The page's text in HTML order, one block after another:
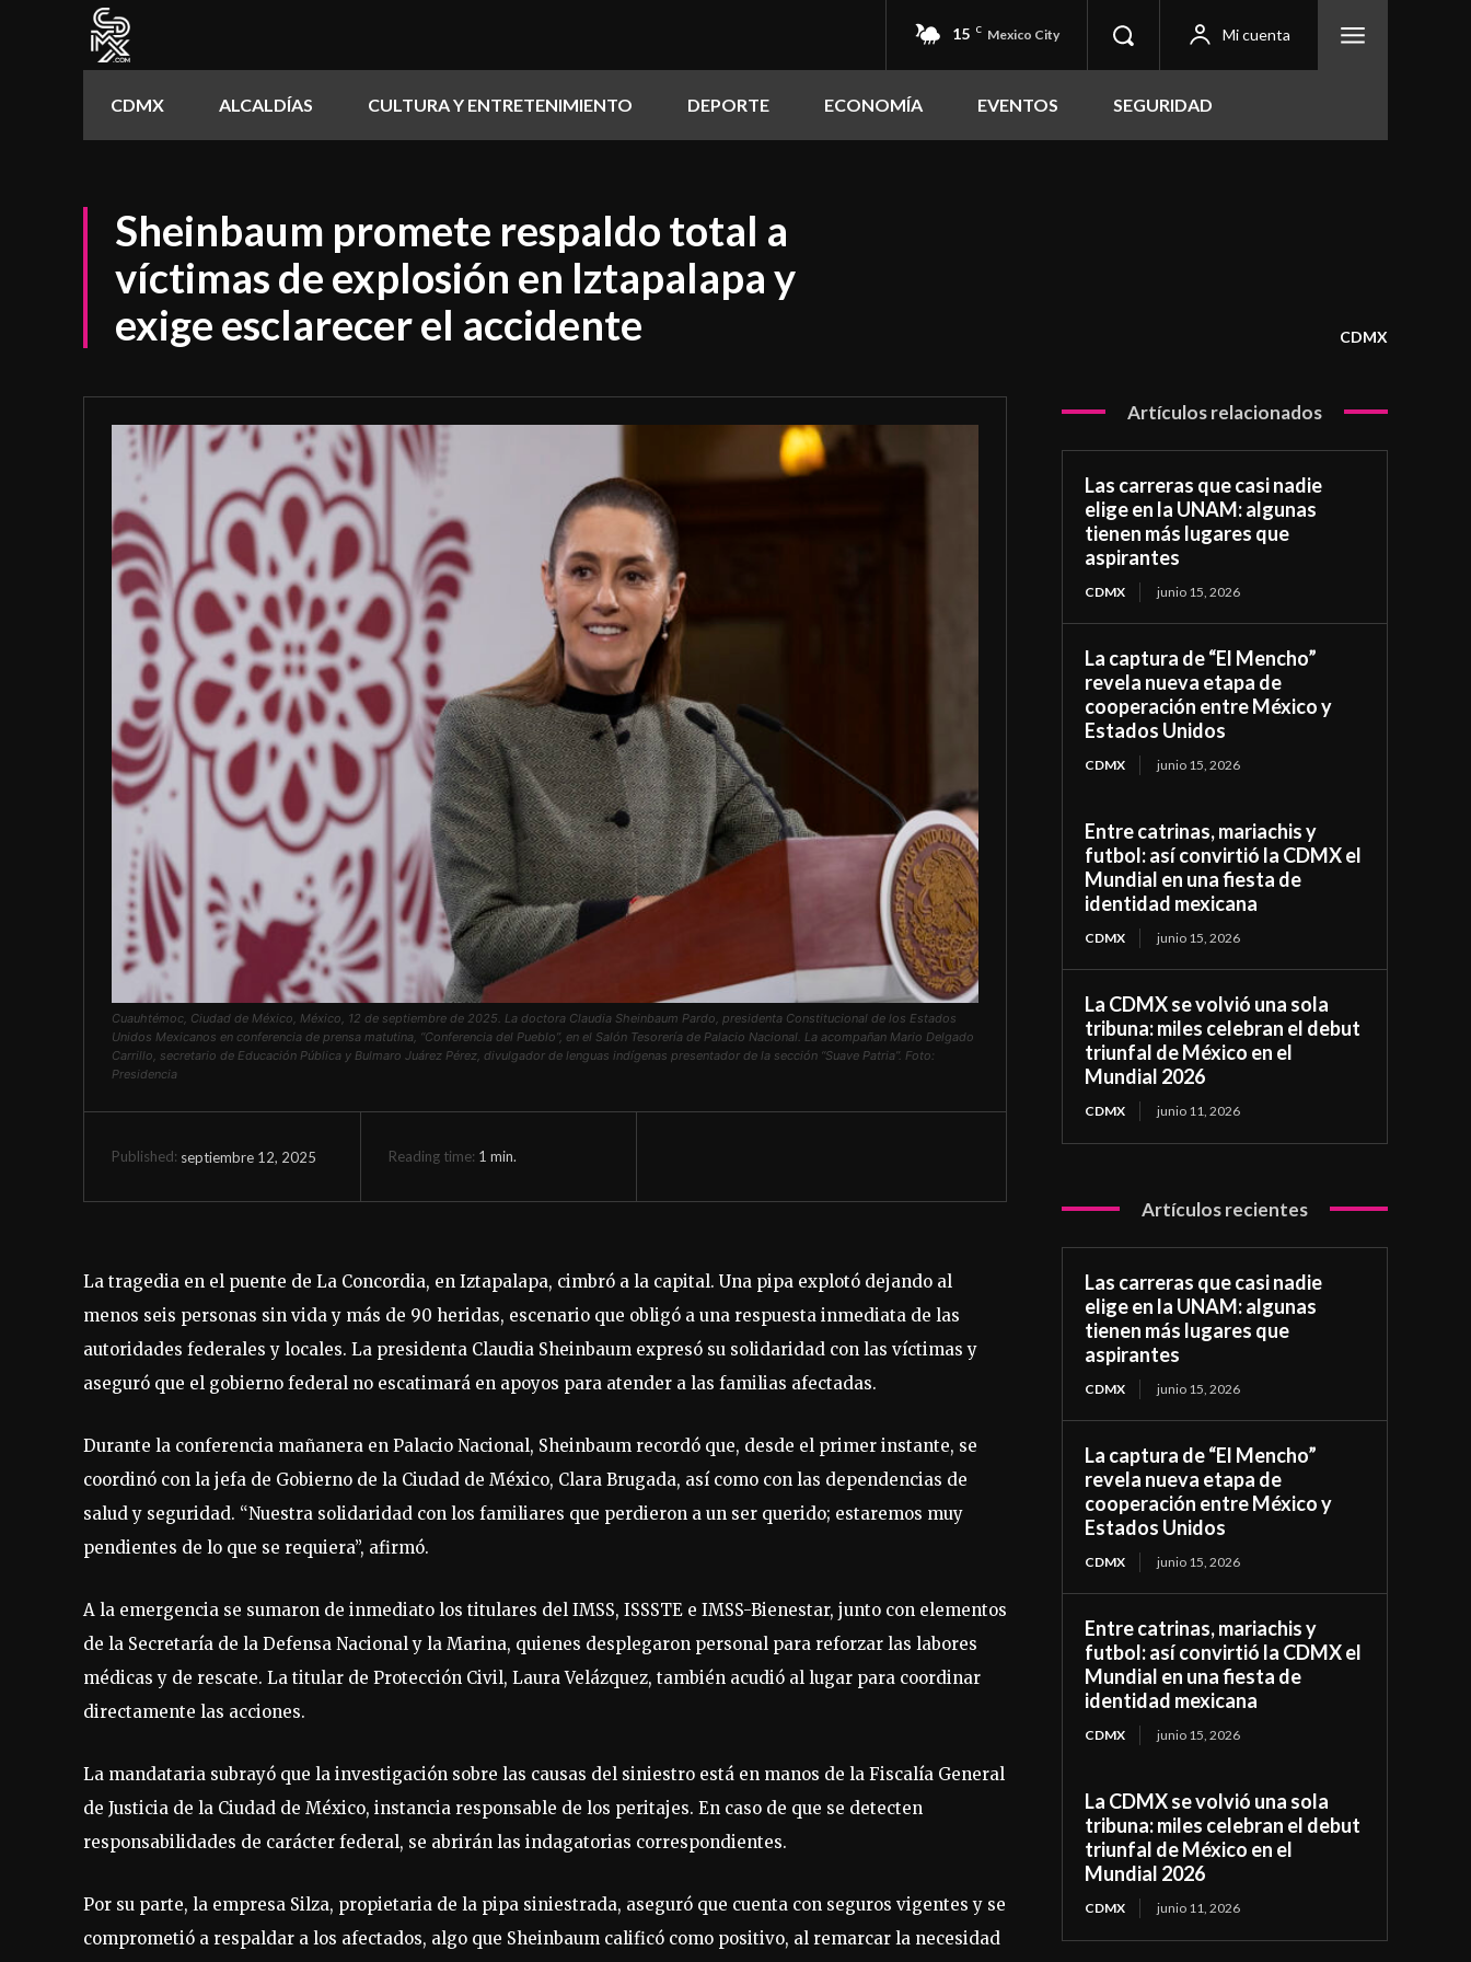
15 C Mexico City Mi cuenta
CDMX ALCALDÍAS CULTURA Y ENTRETENIMIENTO DEPORTE ECONOMÍA EVENTOS SEGURIDAD
Sheinbaum promete respaldo total a
víctimas de explosión en Iztapalapa y
exige esclarecer el accidente
CDMX
Cuauhtémoc, Ciudad de México, México, 12 de septiembre de 2025. La doctora Claudia Sheinbaum Pardo, presidenta Constitucional de los Estados
Unidos Mexicanos en conferencia de prensa matutina, “Conferencia del Pueblo”, en el Salón Tesorería de Palacio Nacional. La acompañan Mario Delgado
Carrillo, secretario de Educación Pública y Bulmaro Juárez Pérez, divulgador de lenguas indígenas presentador de la sección “Suave Patria”. Foto:
Presidencia
Published: septiembre 12, 2025 Reading time: 1 min.
La tragedia en el puente de La Concordia, en Iztapalapa, cimbró a la capital. Una pipa explotó dejando al
menos seis personas sin vida y más de 90 heridas, escenario que obligó a una respuesta inmediata de las
autoridades federales y locales. La presidenta Claudia Sheinbaum expresó su solidaridad con las víctimas y
aseguró que el gobierno federal no escatimará en apoyos para atender a las familias afectadas.
Durante la conferencia mañanera en Palacio Nacional, Sheinbaum recordó que, desde el primer instante, se
coordinó con la jefa de Gobierno de la Ciudad de México, Clara Brugada, así como con las dependencias de
salud y seguridad. “Nuestra solidaridad con los familiares que perdieron a un ser querido; estaremos muy
pendientes de lo que se requiera”, afirmó.
A la emergencia se sumaron de inmediato los titulares del IMSS, ISSSTE e IMSS-Bienestar, junto con elementos
de la Secretaría de la Defensa Nacional y la Marina, quienes desplegaron personal para reforzar las labores
médicas y de rescate. La titular de Protección Civil, Laura Velázquez, también acudió al lugar para coordinar
directamente las acciones.
La mandataria subrayó que la investigación sobre las causas del siniestro está en manos de la Fiscalía General
de Justicia de la Ciudad de México, instancia responsable de los peritajes. En caso de que se detecten
responsabilidades de carácter federal, se abrirán las indagatorias correspondientes.
Por su parte, la empresa Silza, propietaria de la pipa siniestrada, aseguró que cuenta con seguros vigentes y se
comprometió a respaldar a los afectados, algo que Sheinbaum calificó como positivo, al remarcar la necesidad
Artículos relacionados
Las carreras que casi nadie
elige en la UNAM: algunas
tienen más lugares que
aspirantes
CDMX junio 15, 2026
La captura de “El Mencho”
revela nueva etapa de
cooperación entre México y
Estados Unidos
CDMX junio 15, 2026
Entre catrinas, mariachis y
futbol: así convirtió la CDMX el
Mundial en una fiesta de
identidad mexicana
CDMX junio 15, 2026
La CDMX se volvió una sola
tribuna: miles celebran el debut
triunfal de México en el
Mundial 2026
CDMX junio 11, 2026
Artículos recientes
Las carreras que casi nadie
elige en la UNAM: algunas
tienen más lugares que
aspirantes
CDMX junio 15, 2026
La captura de “El Mencho”
revela nueva etapa de
cooperación entre México y
Estados Unidos
CDMX junio 15, 2026
Entre catrinas, mariachis y
futbol: así convirtió la CDMX el
Mundial en una fiesta de
identidad mexicana
CDMX junio 15, 2026
La CDMX se volvió una sola
tribuna: miles celebran el debut
triunfal de México en el
Mundial 2026
CDMX junio 11, 2026